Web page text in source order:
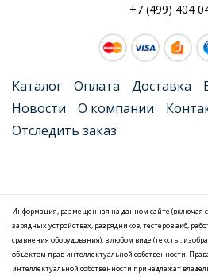
+7 (499) 404
Каталог Оплата Доставка
Новости
О компании
Отследить заказ
Информация, размещенная на данном сайте (включая
зарядных устройствах, разрядников, тестеров акб,
сравнения оборудования), в любом виде (тексты,
объектом прав интеллектуальной собственности.
интеллектуальной собственности принадлежат